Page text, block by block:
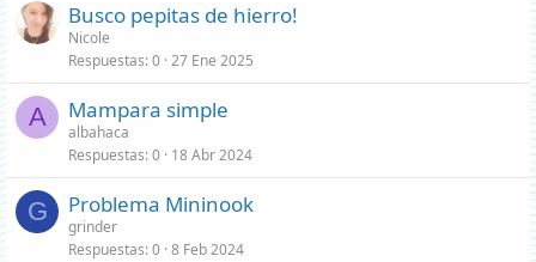
Busco pepitas de hierro!
Nicole
Respuestas 0 27 Ene 2025
A Mampara simple
albahaca
Respuestas 0 18 Abr 2024
G Problema Mininook
grinder
Respuestas 0 8 Feb 2024